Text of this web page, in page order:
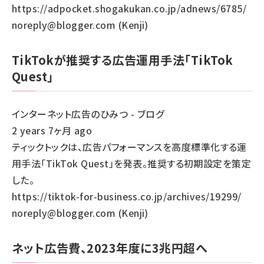
llmo (1155)
https://adpocket.shogakukan.co.jp/adnews/6785/
noreply@blogger.com (Kenji)
TikTokが推奨する広告運用手法「TikTok
Quest」
インターネット広告のひみつ - ブログ
2 years 7ヶ月 ago
ティックトックは、広告パフォーマンスを高度標準化する運
用手法「TikTok Quest」を発表。推奨する初期設定を策定
した。
https://tiktok-for-business.co.jp/archives/19299/
noreply@blogger.com (Kenji)
ネット広告費、2023年度に3兆円超へ